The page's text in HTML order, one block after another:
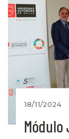
18/11/2024
Módulo